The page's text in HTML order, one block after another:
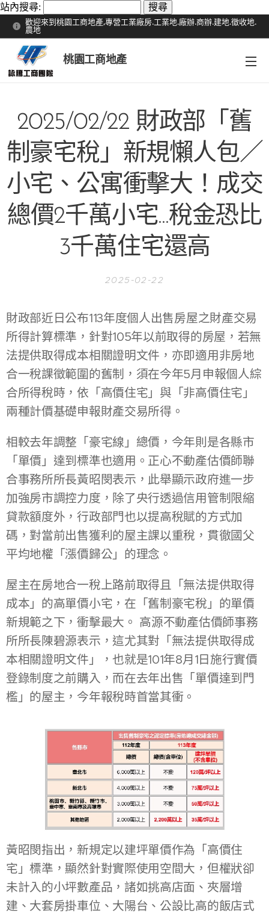
站內搜尋:
歡迎來到桃園工商地產,專營工業廠房.工業地.廠辦.商辦.建地.徵收地.
農地
桃園工商地產
2025/02/22 財政部「舊
制豪宅稅」新規懶人包／
小宅、公寓衝擊大！成交
總價2千萬小宅...稅金恐比
3千萬住宅還高
2025-02-22
財政部近日公布113年度個人出售房屋之財產交易
所得計算標準，針對105年以前取得的房屋，若無
法提供取得成本相關證明文件，亦即適用非房地
合一稅課徵範圍的舊制，須在今年5月申報個人綜
合所得稅時，依「高價住宅」與「非高價住宅」
兩種計價基礎申報財產交易所得。
相較去年調整「豪宅線」總價，今年則是各縣市
「單價」達到標準也適用。正心不動產估價師聯
合事務所所長黃昭閔表示，此舉顯示政府進一步
加強房市調控力度，除了央行透過信用管制限縮
貸款額度外，行政部門也以提高稅賦的方式加
碼，對當前出售獲利的屋主課以重稅，貫徹國父
平均地權「漲價歸公」的理念。
屋主在房地合一稅上路前取得且「無法提供取得
成本」的高單價小宅，在「舊制豪宅稅」的單價
新規範之下，衝擊最大。 高源不動產估價師事務
所所長陳碧源表示，這尤其對「無法提供取得成
本相關證明文件」，也就是101年8月1日施行實價
登錄制度之前購入，而在去年出售「單價達到門
檻」的屋主，今年報稅時首當其衝。
黃昭閔指出，新規定以建坪單價作為「高價住
宅」標準，顯然針對實際使用空間大，但權狀卻
未計入的小坪數產品，諸如挑高店面、夾層增
建、大套房掛車位、大陽台、公設比高的飯店式